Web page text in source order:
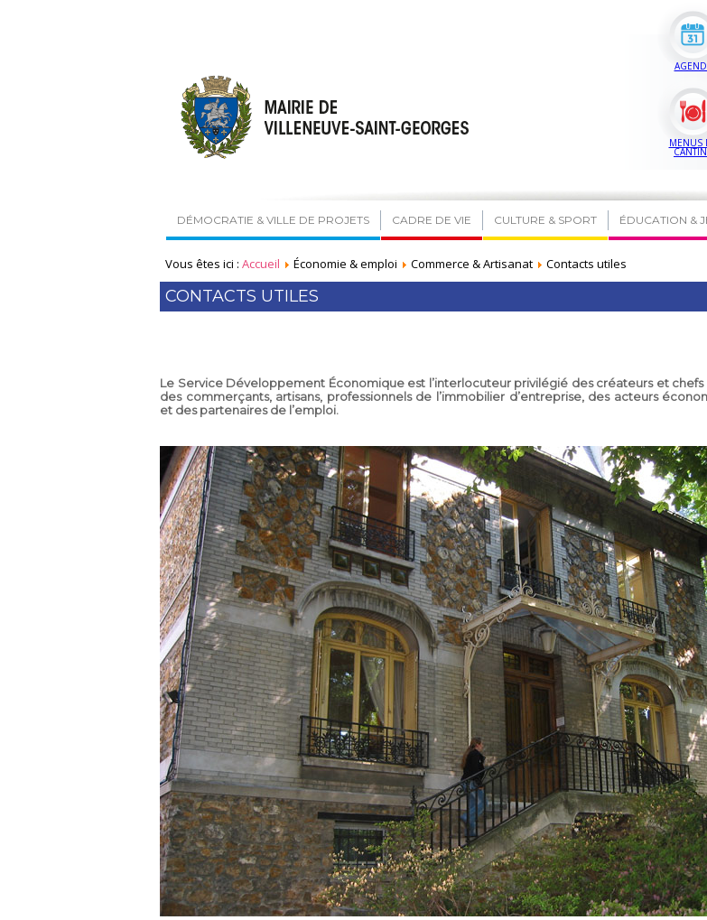
MENUS
DÉMOCRATIE & VILLE DE PROJETS CADRE DE VIE CULTURE & SPORT ÉDUCATION &
Vous êtes ici : Accueil Économie & emploi Commerce & Artisanat Contacts utiles
CONTACTS UTILES
Le Service Développement Économique est l’interlocuteur privilégié des créateurs et chefs
des commerçants, artisans, professionnels de l’immobilier d’entreprise, des acteurs
et des partenaires de l’emploi.